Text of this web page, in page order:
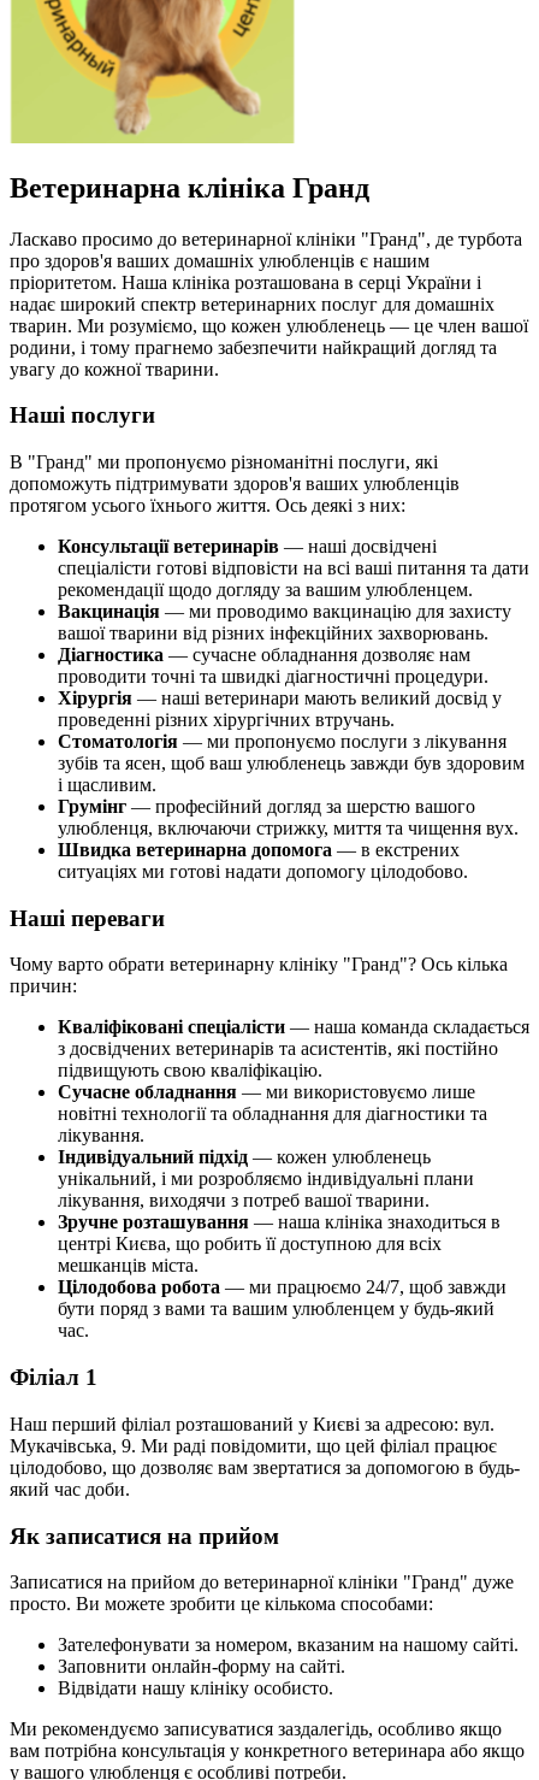
Ветеринарна клініка Гранд
Ласкаво просимо до ветеринарної клініки "Гранд", де турбота
про здоров'я ваших домашніх улюбленців є нашим
пріоритетом. Наша клініка розташована в серці України і
надає широкий спектр ветеринарних послуг для домашніх
тварин. Ми розуміємо, що кожен улюбленець — це член вашої
родини, і тому прагнемо забезпечити найкращий догляд та
увагу до кожної тварини.
Наші послуги
В "Гранд" ми пропонуємо різноманітні послуги, які
допоможуть підтримувати здоров'я ваших улюбленців
протягом усього їхнього життя. Ось деякі з них:
Консультації ветеринарів — наші досвідчені
спеціалісти готові відповісти на всі ваші питання та дати
рекомендації щодо догляду за вашим улюбленцем.
Вакцинація — ми проводимо вакцинацію для захисту
вашої тварини від різних інфекційних захворювань.
Діагностика — сучасне обладнання дозволяє нам
проводити точні та швидкі діагностичні процедури.
Хірургія — наші ветеринари мають великий досвід у
проведенні різних хірургічних втручань.
Стоматологія — ми пропонуємо послуги з лікування
зубів та ясен, щоб ваш улюбленець завжди був здоровим
і щасливим.
Грумінг — професійний догляд за шерстю вашого
улюбленця, включаючи стрижку, миття та чищення вух.
Швидка ветеринарна допомога — в екстрених
ситуаціях ми готові надати допомогу цілодобово.
Наші переваги
Чому варто обрати ветеринарну клініку "Гранд"? Ось кілька
причин:
Кваліфіковані спеціалісти — наша команда складається
з досвідчених ветеринарів та асистентів, які постійно
підвищують свою кваліфікацію.
Сучасне обладнання — ми використовуємо лише
новітні технології та обладнання для діагностики та
лікування.
Індивідуальний підхід — кожен улюбленець
унікальний, і ми розробляємо індивідуальні плани
лікування, виходячи з потреб вашої тварини.
Зручне розташування — наша клініка знаходиться в
центрі Києва, що робить її доступною для всіх
мешканців міста.
Цілодобова робота — ми працюємо 24/7, щоб завжди
бути поряд з вами та вашим улюбленцем у будь-який
час.
Філіал 1
Наш перший філіал розташований у Києві за адресою: вул.
Мукачівська, 9. Ми раді повідомити, що цей філіал працює
цілодобово, що дозволяє вам звертатися за допомогою в будь-
який час доби.
Як записатися на прийом
Записатися на прийом до ветеринарної клініки "Гранд" дуже
просто. Ви можете зробити це кількома способами:
Зателефонувати за номером, вказаним на нашому сайті.
Заповнити онлайн-форму на сайті.
Відвідати нашу клініку особисто.
Ми рекомендуємо записуватися заздалегідь, особливо якщо
вам потрібна консультація у конкретного ветеринара або якщо
у вашого улюбленця є особливі потреби.